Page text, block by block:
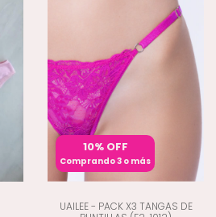
10% OFF
Comprando 3 o más
UAILEE - PACK X3 TANGAS DE